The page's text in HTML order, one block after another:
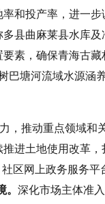
和投产率，进一
县曲麻莱县水库
素，确保青海古
巴塘河流域水源
，推动重点领域和
推进土地使用改革
区网上政务服务
深化市场主体准